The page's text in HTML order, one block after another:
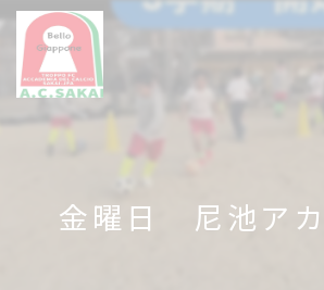
金曜日 尼池ア